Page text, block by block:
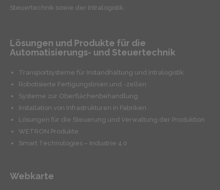
Steuertechnik sowie der Intralogistik.
Lösungen und Produkte für die
Automatisierungs- und Steuertechnik
Transportsysteme für Instandhaltung und Intralogistik
Robotisierte Fertigungslinien und -zellen
Systeme zur Oberflächenbehandlung
Installation von Infrastrukturen in Fabriken
Lösungen für die Steuerung und Verwaltung der Produktion
WETRON Produkte
Smart Technologies – Industrie 4.0
Webkarte